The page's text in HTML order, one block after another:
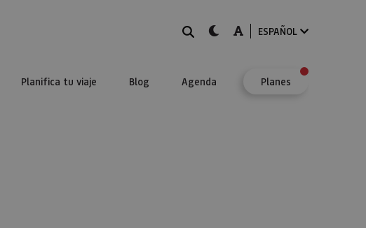
BUSCARdark-mode
A-modeESPAÑOL
Planifica tu viaje Blog Agenda Planes